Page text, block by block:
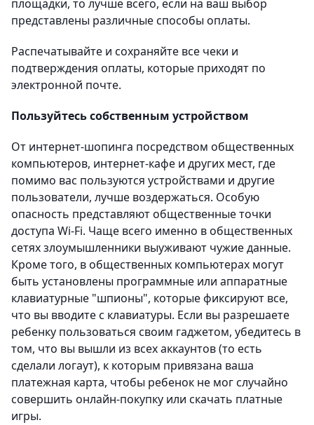
площадки, то лучше всего, если на ваш выбор
представлены различные способы оплаты.
Распечатывайте и сохраняйте все чеки и
подтверждения оплаты, которые приходят по
электронной почте.
Пользуйтесь собственным устройством
От интернет-шопинга посредством общественных
компьютеров, интернет-кафе и других мест, где
помимо вас пользуются устройствами и другие
пользователи, лучше воздержаться. Особую
опасность представляют общественные точки
доступа Wi-Fi. Чаще всего именно в общественных
сетях злоумышленники выуживают чужие данные.
Кроме того, в общественных компьютерах могут
быть установлены программные или аппаратные
клавиатурные "шпионы", которые фиксируют все,
что вы вводите с клавиатуры. Если вы разрешаете
ребенку пользоваться своим гаджетом, убедитесь в
том, что вы вышли из всех аккаунтов (то есть
сделали логаут), к которым привязана ваша
платежная карта, чтобы ребенок не мог случайно
совершить онлайн-покупку или скачать платные
игры.